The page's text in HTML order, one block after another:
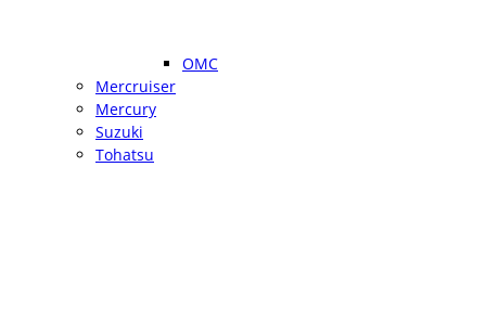
OMC
Mercruiser
Mercury
Suzuki
Tohatsu